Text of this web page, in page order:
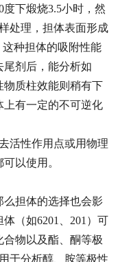
下煅烧3.5小时，然
处理，担体表面形成
种担体的吸附性能
剂后，能分析如
物质柱效能则稍有下
上有一定的不可逆化
活性作用点或用物理
以使用。
么担体的选择也会影
（如6201、201）可
合物以及酯、酮等极
于分析醇、胺等极性